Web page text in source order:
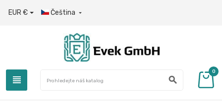
EUR € Čeština 
view_headline search
0